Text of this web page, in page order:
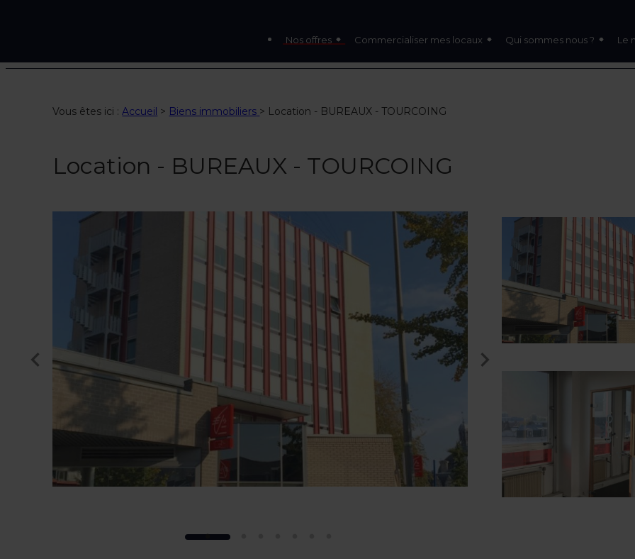
Nos offres Commercialiser mes locaux Qui sommes nous ? Le
Vous êtes ici :Accueil > Biens immobiliers > Location - BUREAUX - TOURCOING
Location - BUREAUX - TOURCOING